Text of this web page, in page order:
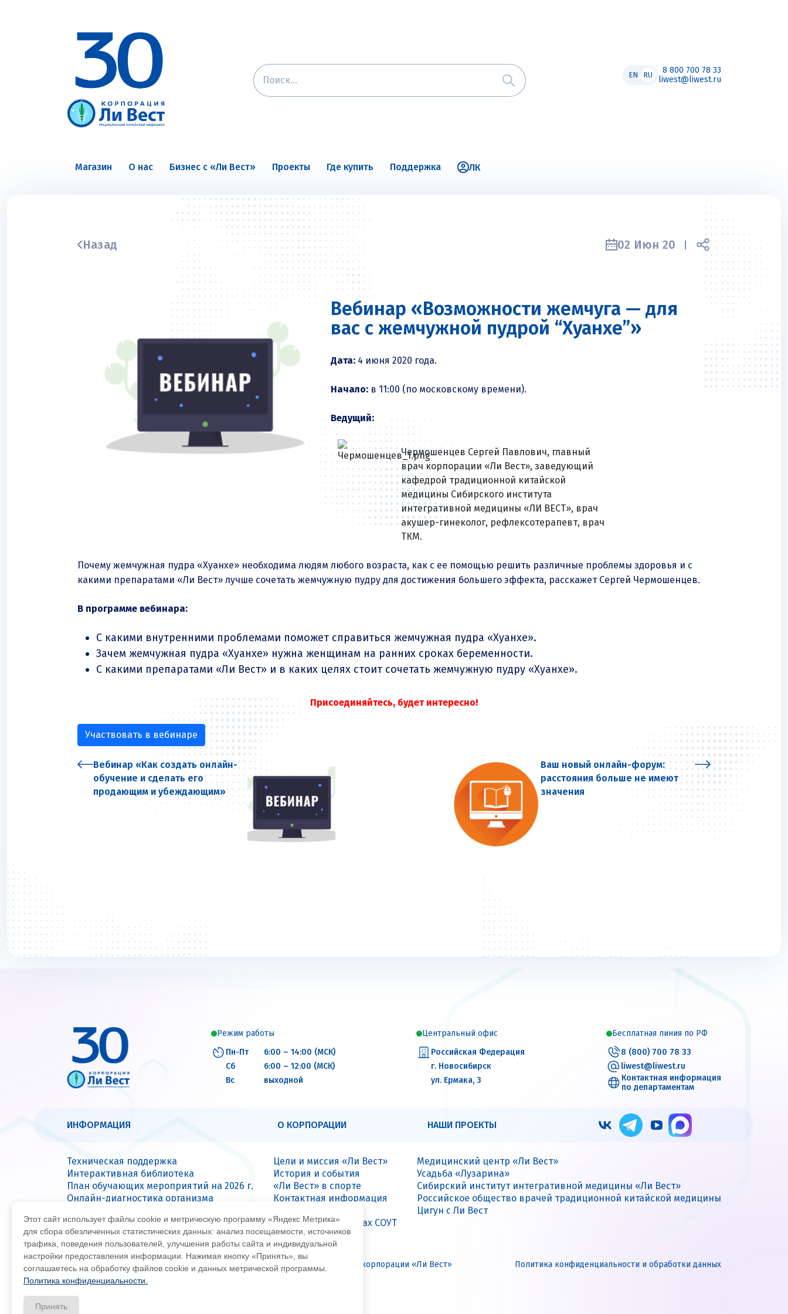
EN RU
8 800 700 78 33
liwest@liwest.ru
Магазин О нас Бизнес с «Ли Вест» Проекты Где купить Поддержка ЛК
Назад 02 Июн 20
Вебинар «Возможности жемчуга — для
вас с жемчужной пудрой “Хуанхе”»
Дата: 4 июня 2020 года.
Начало: в 11:00 (по московскому времени).
Ведущий:
Чермошенцев Сергей Павлович, главный
врач корпорации «Ли Вест», заведующий
кафедрой традиционной китайской
медицины Сибирского института
интегративной медицины «ЛИ ВЕСТ», врач
акушер-гинеколог, рефлексотерапевт, врач
ТКМ.
Почему жемчужная пудра «Хуанхе» необходима людям любого возраста, как с ее помощью решить различные проблемы здоровья и с
какими препаратами «Ли Вест» лучше сочетать жемчужную пудру для достижения большего эффекта, расскажет Сергей Чермошенцев.
В программе вебинара:
С какими внутренними проблемами поможет справиться жемчужная пудра «Хуанхе».
Зачем жемчужная пудра «Хуанхе» нужна женщинам на ранних сроках беременности.
С какими препаратами «Ли Вест» и в каких целях стоит сочетать жемчужную пудру «Хуанхе».
Присоединяйтесь, будет интересно!
Участвовать в вебинаре
Вебинар «Как создать онлайн-
обучение и сделать его
продающим и убеждающим»
Ваш новый онлайн-форум:
расстояния больше не имеют
значения
Режим работы
Пн-Пт
6:00 – 14:00 (МСК)
Сб
6:00 – 12:00 (МСК)
Вс
выходной
Центральный офис
Российская Федерация
г. Новосибирск
ул. Ермака, 3
Бесплатная линия по РФ
8 (800) 700 78 33
liwest@liwest.ru
Контактная информация
по департаментам
ИНФОРМАЦИЯ О КОРПОРАЦИИ НАШИ ПРОЕКТЫ
Техническая поддержка
Интерактивная библиотека
План обучающих мероприятий на 2026 г.
Онлайн-диагностика организма
Сервисные центры
Цели и миссия «Ли Вест»
История и события
«Ли Вест» в спорте
Контактная информация
Данные о результатах СОУТ
Медицинский центр «Ли Вест»
Усадьба «Лузарина»
Сибирский институт интегративной медицины «Ли Вест»
Российское общество врачей традиционной китайской медицины
Цигун с Ли Вест
© Все права защищены 2026 Официальный интернет-сайт корпорации «Ли Вест» Политика конфиденциальности и обработки данных
Этот сайт использует файлы cookie и метрическую программу «Яндекс Метрика»
для сбора обезличенных статистических данных: анализ посещаемости, источников
трафика, поведения пользователей, улучшения работы сайта и индивидуальной
настройки предоставления информации. Нажимая кнопку «Принять», вы
соглашаетесь на обработку файлов cookie и данных метрической программы.
Политика конфиденциальности.
Принять